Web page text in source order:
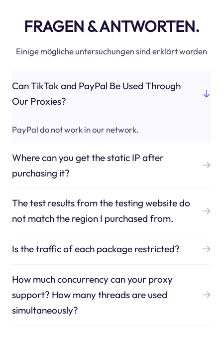
FRAGEN & ANTWORTEN.
Einige mögliche untersuchungen sind erklärt worden
Can TikTok and PayPal Be Used Through
Our Proxies?
PayPal do not work in our network.
Where can you get the static IP after
purchasing it?
The test results from the testing website do
not match the region I purchased from.
Is the traffic of each package restricted?
How much concurrency can your proxy
support? How many threads are used
simultaneously?